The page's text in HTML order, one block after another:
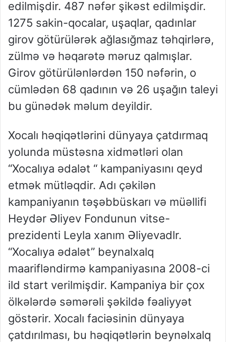
edilmişdir. 487 nəfər şikəst edilmişdir.
1275 sakin-qocalar, uşaqlar, qadınlar
girov götürülərək ağlasığmaz təhqirlərə,
zülmə və həqarətə məruz qalmışlar.
Girov götürülənlərdən 150 nəfərin, o
cümlədən 68 qadının və 26 uşağın taleyi
bu günədək məlum deyildir.
Xocalı həqiqətlərini dünyaya çatdırmaq
yolunda müstəsna xidmətləri olan
“Xocalıya ədalət “ kampaniyasını qeyd
etmək mütləqdir. Adı çəkilən
kampaniyanın təşəbbüskarı və müəllifi
Heydər Əliyev Fondunun vitse-
prezidenti Leyla xanım Əliyevadlr.
“Xocalıya ədalət” beynalxalq
maarifləndirmə kampaniyasına 2008-ci
ild start verilmişdir. Kampaniya bir çox
ölkələrdə səmərəli şəkildə fəaliyyət
göstərir. Xocalı faciəsinin dünyaya
çatdırılması, bu həqiqətlərin beynəlxalq